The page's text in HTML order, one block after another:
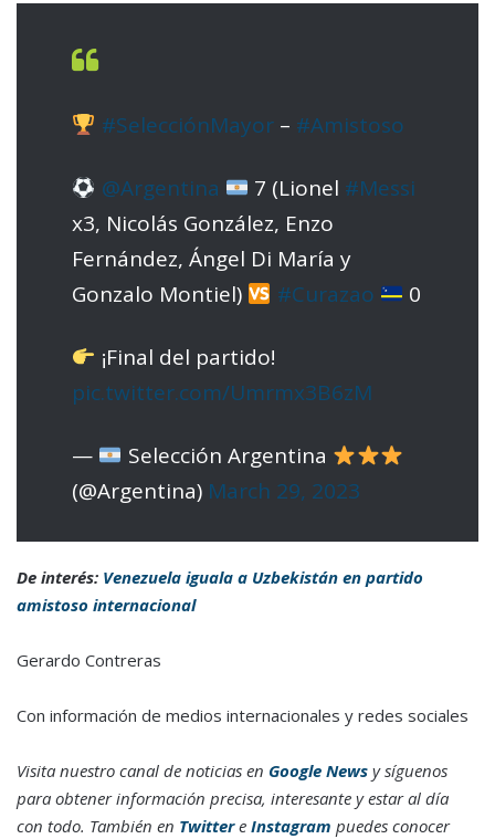
#SelecciónMayor– #Amistoso
@Argentina 7 (Lionel #Messi
x3, Nicolás González, Enzo
Fernández, Ángel Di María y
Gonzalo Montiel)
#Curazao 0
¡Final del partido!
pic.twitter.com/Umrmx3B6zM
—
Selección Argentina
(@Argentina) March 29, 2023
De interés: Venezuela iguala a Uzbekistán en partido
amistoso internacional
Gerardo Contreras
Con información de medios internacionales y redes sociales
Visita nuestro canal de noticias en Google News y síguenos
para obtener información precisa, interesante y estar al día
con todo. También en Twittere Instagram puedes conocer